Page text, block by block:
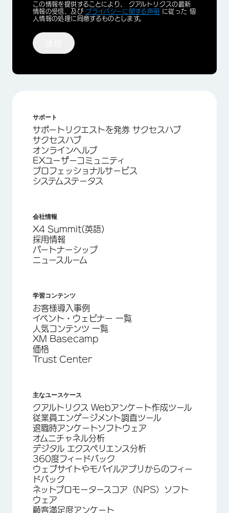
Privacy
Optin
この情報を提供することにより、 クアルトリクスの最新
情報の受信、及び プライバシーに関する声明 に従った 個
人情報の処理に同意するものとします。
サポート
サポートリクエストを発券 サクセスハブ
サクセスハブ
オンラインヘルプ
EXユーザーコミュニティ
プロフェッショナルサービス
システムステータス
会社情報
X4 Summit(英語)
採用情報
パートナーシップ
ニュースルーム
学習コンテンツ
お客様導入事例
イベント・ウェビナー 一覧
人気コンテンツ 一覧
XM Basecamp
価格
Trust Center
主なユースケース
クアルトリクス Webアンケート作成ツール
従業員エンゲージメント調査ツール
退職時アンケートソフトウェア
オムニチャネル分析
デジタル エクスペリエンス分析
360度フィードバック
ウェブサイトやモバイルアプリからのフィー
ドバック
ネットプロモータースコア（NPS）ソフト
ウェア
顧客満足度アンケート